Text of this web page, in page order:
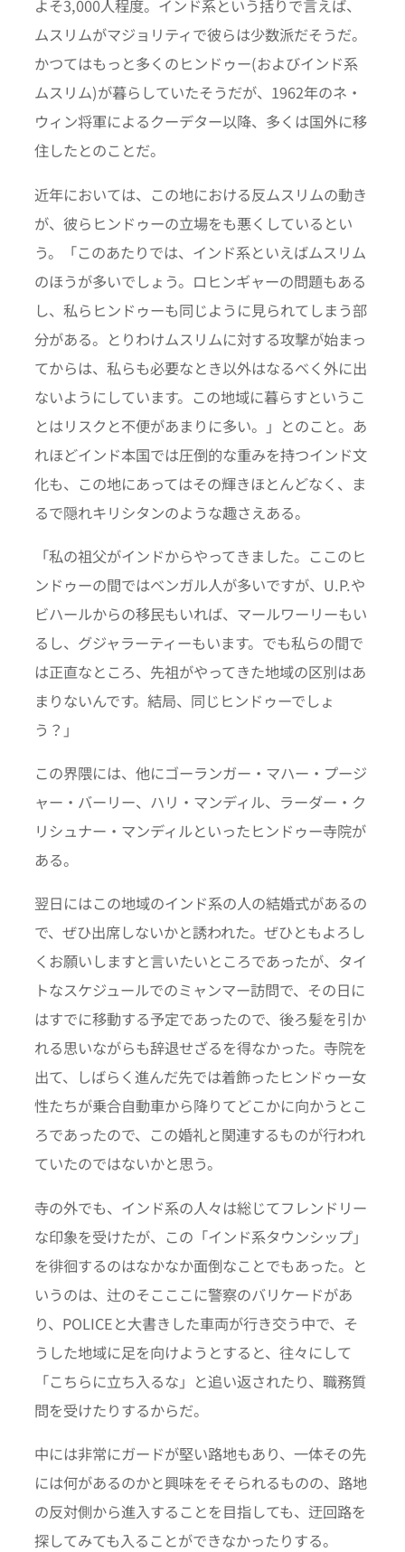
よそ3,000人程度。インド系という括りで言えば、
ムスリムがマジョリティで彼らは少数派だそうだ。
かつてはもっと多くのヒンドゥー(およびインド系
ムスリム)が暮らしていたそうだが、1962年のネ・
ウィン将軍によるクーデター以降、多くは国外に移
住したとのことだ。
近年においては、この地における反ムスリムの動き
が、彼らヒンドゥーの立場をも悪くしているとい
う。「このあたりでは、インド系といえばムスリム
のほうが多いでしょう。ロヒンギャーの問題もある
し、私らヒンドゥーも同じように見られてしまう部
分がある。とりわけムスリムに対する攻撃が始まっ
てからは、私らも必要なとき以外はなるべく外に出
ないようにしています。この地域に暮らすというこ
とはリスクと不便があまりに多い。」とのこと。あ
れほどインド本国では圧倒的な重みを持つインド文
化も、この地にあってはその輝きほとんどなく、ま
るで隠れキリシタンのような趣さえある。
「私の祖父がインドからやってきました。ここのヒ
ンドゥーの間ではベンガル人が多いですが、U.P.や
ビハールからの移民もいれば、マールワーリーもい
るし、グジャラーティーもいます。でも私らの間で
は正直なところ、先祖がやってきた地域の区別はあ
まりないんです。結局、同じヒンドゥーでしょ
う？」
この界隈には、他にゴーランガー・マハー・プージ
ャー・バーリー、ハリ・マンディル、ラーダー・ク
リシュナー・マンディルといったヒンドゥー寺院が
ある。
翌日にはこの地域のインド系の人の結婚式があるの
で、ぜひ出席しないかと誘われた。ぜひともよろし
くお願いしますと言いたいところであったが、タイ
トなスケジュールでのミャンマー訪問で、その日に
はすでに移動する予定であったので、後ろ髪を引か
れる思いながらも辞退せざるを得なかった。寺院を
出て、しばらく進んだ先では着飾ったヒンドゥー女
性たちが乗合自動車から降りてどこかに向かうとこ
ろであったので、この婚礼と関連するものが行われ
ていたのではないかと思う。
寺の外でも、インド系の人々は総じてフレンドリー
な印象を受けたが、この「インド系タウンシップ」
を徘徊するのはなかなか面倒なことでもあった。と
いうのは、辻のそこここに警察のバリケードがあ
り、POLICEと大書きした車両が行き交う中で、そ
うした地域に足を向けようとすると、往々にして
「こちらに立ち入るな」と追い返されたり、職務質
問を受けたりするからだ。
中には非常にガードが堅い路地もあり、一体その先
には何があるのかと興味をそそられるものの、路地
の反対側から進入することを目指しても、迂回路を
探してみても入ることができなかったりする。